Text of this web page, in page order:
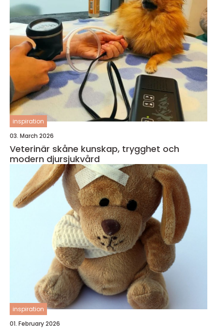
inspiration
03. March 2026
Veterinär skåne kunskap, trygghet och
modern djursjukvård
inspiration
01. February 2026